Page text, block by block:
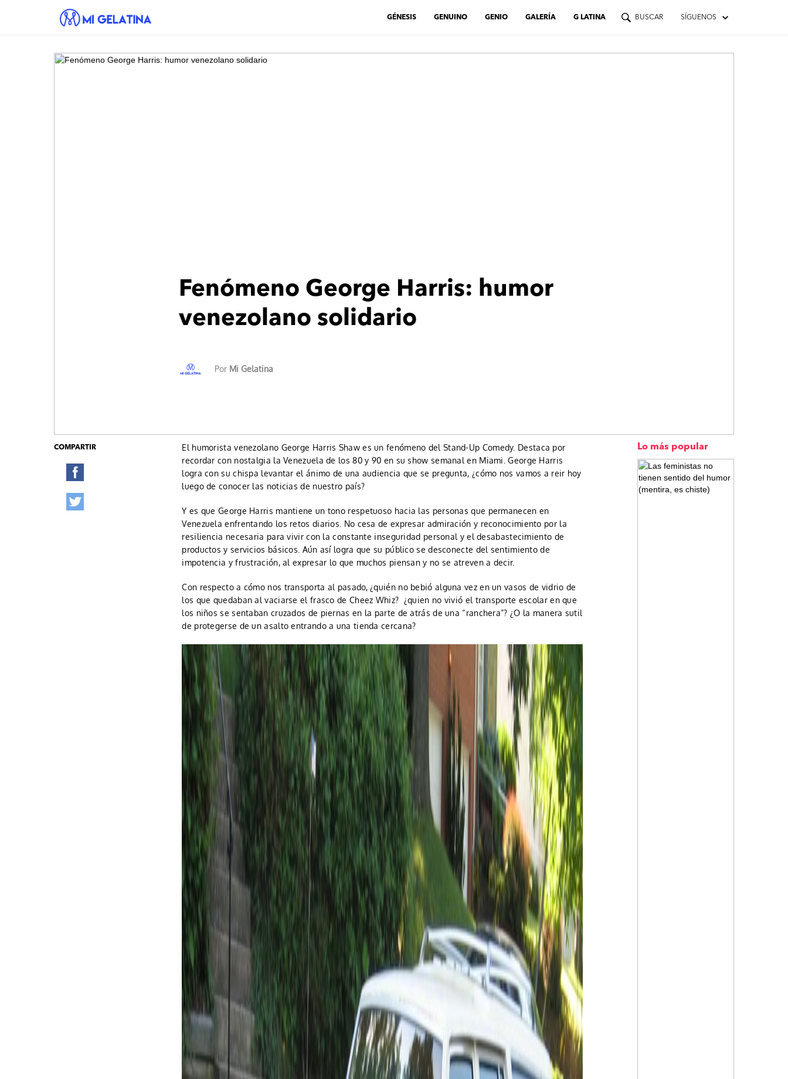
GÉNESIS GENUINO GENIO GALERÍA G LATINA BUSCAR SÍGUENOS
Fenómeno George Harris: humor
venezolano solidario
Por Mi Gelatina
COMPARTIR
El humorista venezolano George Harris Shaw es un fenómeno del Stand-Up Comedy. Destaca por
recordar con nostalgia la Venezuela de los 80 y 90 en su show semanal en Miami. George Harris
logra con su chispa levantar el ánimo de una audiencia que se pregunta, ¿cómo nos vamos a reir hoy
luego de conocer las noticias de nuestro país?
Y es que George Harris mantiene un tono respetuoso hacia las personas que permanecen en
Venezuela enfrentando los retos diarios. No cesa de expresar admiración y reconocimiento por la
resiliencia necesaria para vivir con la constante inseguridad personal y el desabastecimiento de
productos y servicios básicos. Aún así logra que su público se desconecte del sentimiento de
impotencia y frustración, al expresar lo que muchos piensan y no se atreven a decir.
Con respecto a cómo nos transporta al pasado, ¿quién no bebió alguna vez en un vasos de vidrio de
los que quedaban al vaciarse el frasco de Cheez Whiz? ¿quien no vivió el transporte escolar en que
los niños se sentaban cruzados de piernas en la parte de atrás de una “ranchera”? ¿O la manera sutil
de protegerse de un asalto entrando a una tienda cercana?
Lo más popular